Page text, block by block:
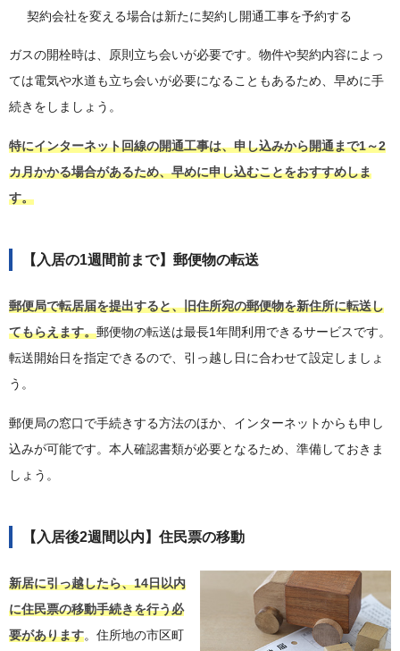
契約会社を変える場合は新たに契約し開通工事を予約する
ガスの開栓時は、原則立ち会いが必要です。物件や契約内容によっ
ては電気や水道も立ち会いが必要になることもあるため、早めに手
続きをしましょう。
特にインターネット回線の開通工事は、申し込みから開通まで1～2
カ月かかる場合があるため、早めに申し込むことをおすすめしま
す。
【入居の1週間前まで】郵便物の転送
郵便局で転居届を提出すると、旧住所宛の郵便物を新住所に転送し
てもらえます。郵便物の転送は最長1年間利用できるサービスです。
転送開始日を指定できるので、引っ越し日に合わせて設定しましょ
う。
郵便局の窓口で手続きする方法のほか、インターネットからも申し
込みが可能です。本人確認書類が必要となるため、準備しておきま
しょう。
【入居後2週間以内】住民票の移動
新居に引っ越したら、14日以内
に住民票の移動手続きを行う必
要があります。住所地の市区町